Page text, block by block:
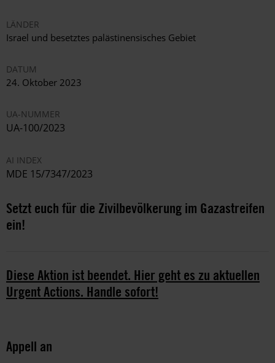
LÄNDER
Israel und besetztes palästinensisches Gebiet
DATUM
24. Oktober 2023
UA-NUMMER
UA-100/2023
AI INDEX
MDE 15/7347/2023
Setzt euch für die Zivilbevölkerung im Gazastreifen
ein!
Diese Aktion ist beendet. Hier geht es zu aktuellen
Urgent Actions. Handle sofort!
Appell an